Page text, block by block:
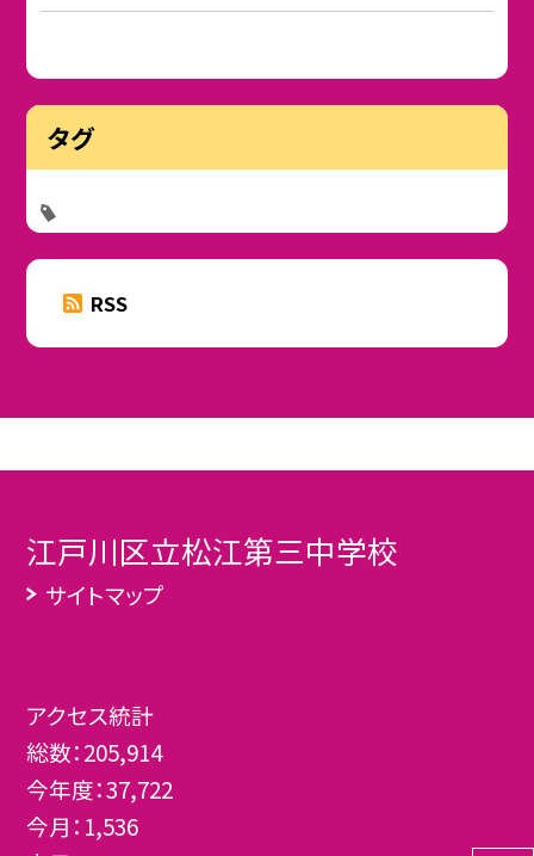
タグ
RSS
江戸川区立松江第三中学校
サイトマップ
アクセス統計
総数：205,914
今年度：37,722
今月： 1,536